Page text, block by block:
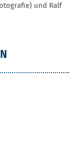
und Ralf